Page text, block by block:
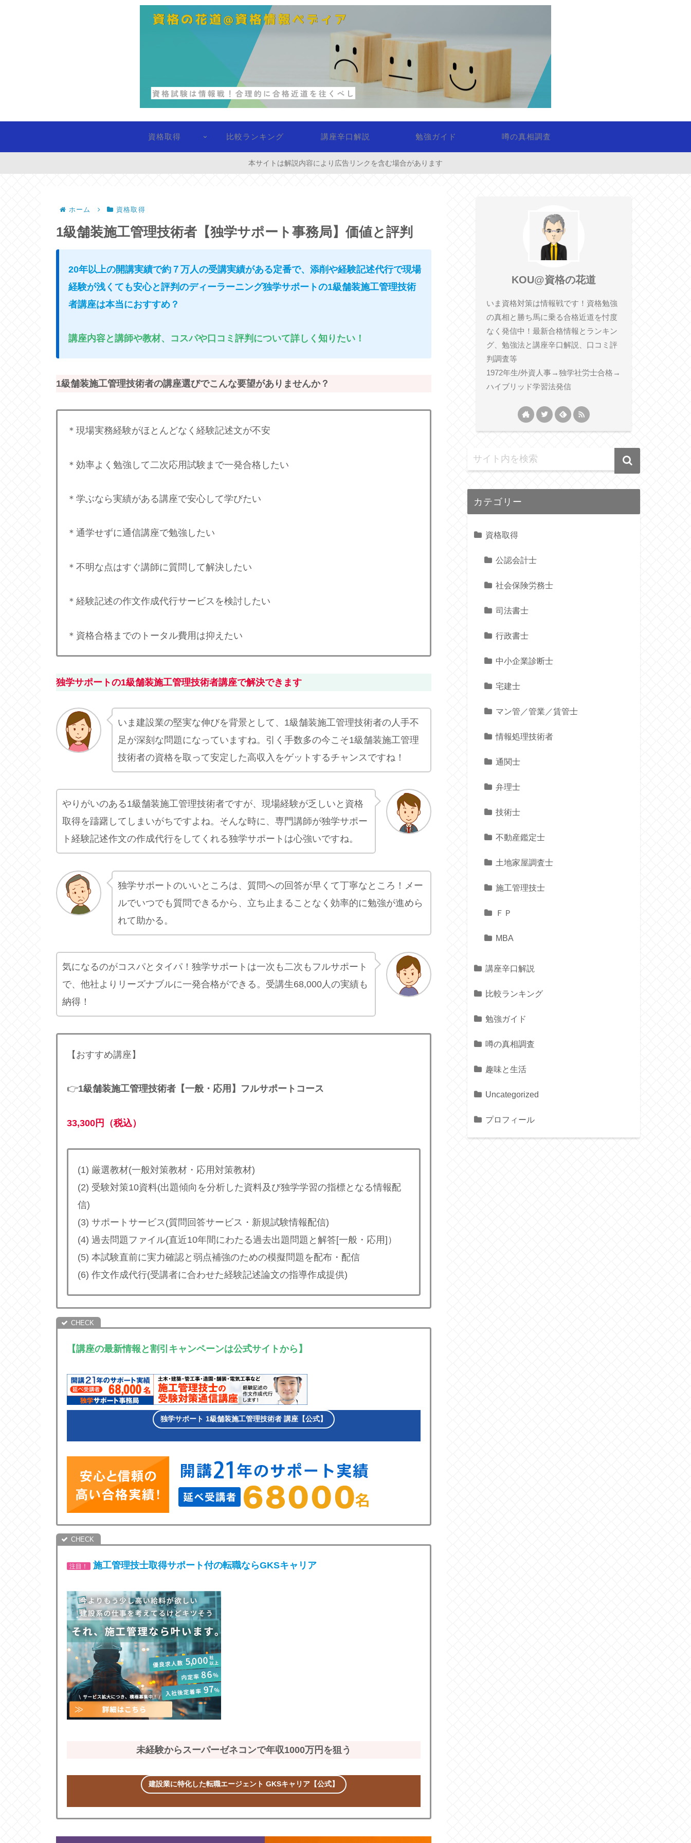
資格取得 比較ランキング 講座辛口解説 勉強ガイド 噂の真相調査
本サイトは解説内容により広告リンクを含む場合があります
ホーム 資格取得
1級舗装施工管理技術者【独学サポート事務局】価値と評判
20年以上の開講実績で約７万人の受講実績がある定番で、添削や経験記述代行で現場
経験が浅くても安心と評判のディーラーニング独学サポートの1級舗装施工管理技術
者講座は本当におすすめ？
講座内容と講師や教材、コスパや口コミ評判について詳しく知りたい！
1級舗装施工管理技術者の講座選びでこんな要望がありませんか？
＊現場実務経験がほとんどなく経験記述文が不安
＊効率よく勉強して二次応用試験まで一発合格したい
＊学ぶなら実績がある講座で安心して学びたい
＊通学せずに通信講座で勉強したい
＊不明な点はすぐ講師に質問して解決したい
＊経験記述の作文作成代行サービスを検討したい
＊資格合格までのトータル費用は抑えたい
独学サポートの1級舗装施工管理技術者講座で解決できます
いま建設業の堅実な伸びを背景として、1級舗装施工管理技術者の人手不
足が深刻な問題になっていますね。引く手数多の今こそ1級舗装施工管理
技術者の資格を取って安定した高収入をゲットするチャンスですね！
やりがいのある1級舗装施工管理技術者ですが、現場経験が乏しいと資格
取得を躊躇してしまいがちですよね。そんな時に、専門講師が独学サポー
ト経験記述作文の作成代行をしてくれる独学サポートは心強いですね。
独学サポートのいいところは、質問への回答が早くて丁寧なところ！メー
ルでいつでも質問できるから、立ち止まることなく効率的に勉強が進めら
れて助かる。
気になるのがコスパとタイパ！独学サポートは一次も二次もフルサポート
で、他社よりリーズナブルに一発合格ができる。受講生68,000人の実績も
納得！
【おすすめ講座】
👉1級舗装施工管理技術者【一般・応用】フルサポートコース
33,300円（税込）
(1) 厳選教材(一般対策教材・応用対策教材)
(2) 受験対策10資料(出題傾向を分析した資料及び独学学習の指標となる情報配
信)
(3) サポートサービス(質問回答サービス・新規試験情報配信)
(4) 過去問題ファイル(直近10年間にわたる過去出題問題と解答[一般・応用]）
(5) 本試験直前に実力確認と弱点補強のための模擬問題を配布・配信
(6) 作文作成代行(受講者に合わせた経験記述論文の指導作成提供)
【講座の最新情報と割引キャンペーンは公式サイトから】
独学サポート 1級舗装施工管理技術者 講座【公式】
注目！ 施工管理技士取得サポート付の転職ならGKSキャリア
未経験からスーパーゼネコンで年収1000万円を狙う
建設業に特化した転職エージェント GKSキャリア【公式】
KOU@資格の花道
いま資格対策は情報戦です！資格勉強
の真相と勝ち馬に乗る合格近道を忖度
なく発信中！最新合格情報とランキン
グ、勉強法と講座辛口解説、口コミ評
判調査等
1972年生/外資人事→独学社労士合格→
ハイブリッド学習法発信
カテゴリー
資格取得
公認会計士
社会保険労務士
司法書士
行政書士
中小企業診断士
宅建士
マン管／管業／賃管士
情報処理技術者
通関士
弁理士
技術士
不動産鑑定士
土地家屋調査士
施工管理技士
ＦＰ
MBA
講座辛口解説
比較ランキング
勉強ガイド
噂の真相調査
趣味と生活
Uncategorized
プロフィール